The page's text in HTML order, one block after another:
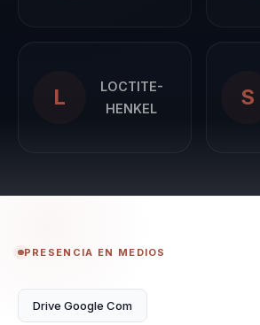
L
LOCTITE-
HENKEL
S
PRESENCIA EN MEDIOS
Drive Google Com